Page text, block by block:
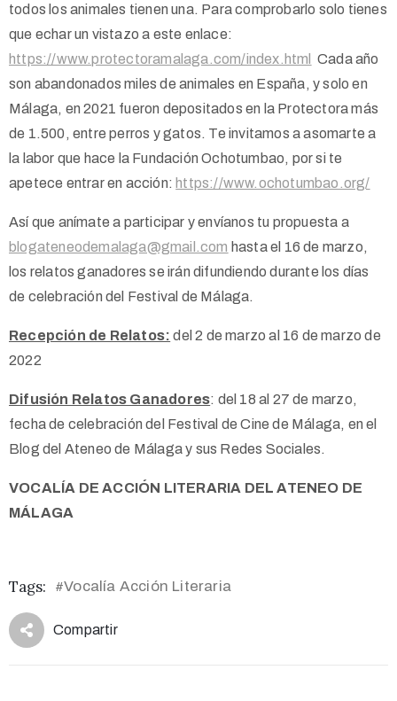
todos los animales tienen una. Para comprobarlo solo tienes
que echar un vistazo a este enlace:
https://www.protectoramalaga.com/index.html
Cada año
son abandonados miles de animales en España, y solo en
Málaga, en 2021 fueron depositados en la Protectora más
de 1.500, entre perros y gatos. Te invitamos a asomarte a
la labor que hace la Fundación Ochotumbao, por si te
apetece entrar en acción: https://www.ochotumbao.org/
Así que anímate a participar y envíanos tu propuesta a
blogateneodemalaga@gmail.com hasta el 16 de marzo,
los relatos ganadores se irán difundiendo durante los días
de celebración del Festival de Málaga.
Recepción de Relatos: del 2 de marzo al 16 de marzo de
2022
Difusión Relatos Ganadores: del 18 al 27 de marzo,
fecha de celebración del Festival de Cine de Málaga, en el
Blog del Ateneo de Málaga y sus Redes Sociales.
VOCALÍA DE ACCIÓN LITERARIA DEL ATENEO DE
MÁLAGA
Tags: #Vocalía Acción Literaria
Compartir